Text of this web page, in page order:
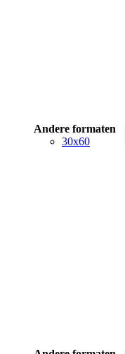
Andere formaten
30x60